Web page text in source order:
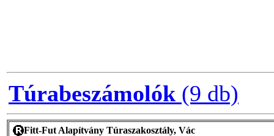
Túrabeszámolók (9 db)
Fitt-Fut Alapítvány Túraszakosztály, Vác